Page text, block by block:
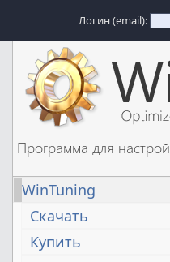
Логин (email):
Программа для
WinTuning
Скачать
Купить